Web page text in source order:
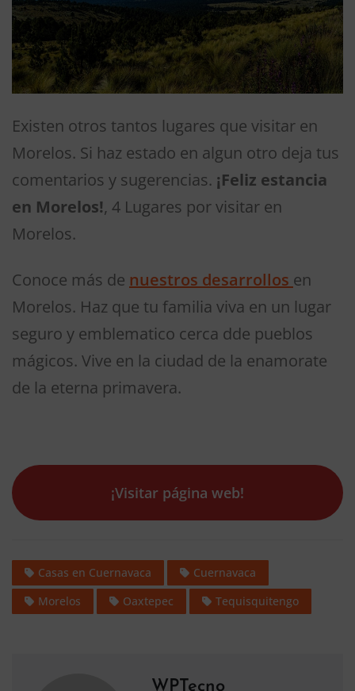
Existen otros tantos lugares que visitar en
Morelos. Si haz estado en algun otro deja tus
comentarios y sugerencias. ¡Feliz estancia
en Morelos!, 4 Lugares por visitar en
Morelos.
Conoce más de nuestros desarrollos en
Morelos. Haz que tu familia viva en un lugar
seguro y emblematico cerca dde pueblos
mágicos. Vive en la ciudad de la enamorate
de la eterna primavera.
¡Visitar página web!
Casas en Cuernavaca
Cuernavaca
Morelos
Oaxtepec Tequisquitengo
WPTecno